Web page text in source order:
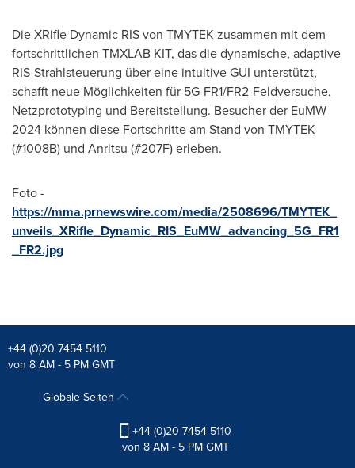
Die XRifle Dynamic RIS von TMYTEK zusammen mit dem
fortschrittlichen TMXLAB KIT, das die dynamische, adaptive
RIS-Strahlsteuerung über eine intuitive GUI unterstützt,
schafft neue Möglichkeiten für 5G-FR1/FR2-Feldversuche,
Netzprototyping und Bereitstellung. Besucher der EuMW
2024 können diese Fortschritte am Stand von TMYTEK
(#1008B) und Anritsu (#207F) erleben.
Foto -
https://mma.prnewswire.com/media/2508696/TMYTEK_
unveils_XRifle_Dynamic_RIS_EuMW_advancing_5G_FR1
_FR2.jpg
+44 (0)20 7454 5110
von 8 AM - 5 PM GMT
Globale Seiten
+44 (0)20 7454 5110
von 8 AM - 5 PM GMT